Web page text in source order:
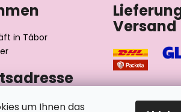
um Ihnen das
in Tábor
invalidů
Versand